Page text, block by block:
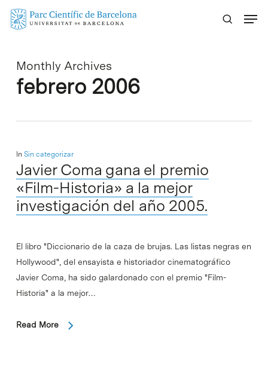
Skip
Monthly Archives
febrero 2006
In Sin categorizar
Javier Coma gana el premio
«Film-Historia» a la mejor
investigación del año 2005.
El libro "Diccionario de la caza de brujas. Las listas negras en
Hollywood", del ensayista e historiador cinematográfico
Javier Coma, ha sido galardonado con el premio "Film-
Historia" a la mejor…
Read More